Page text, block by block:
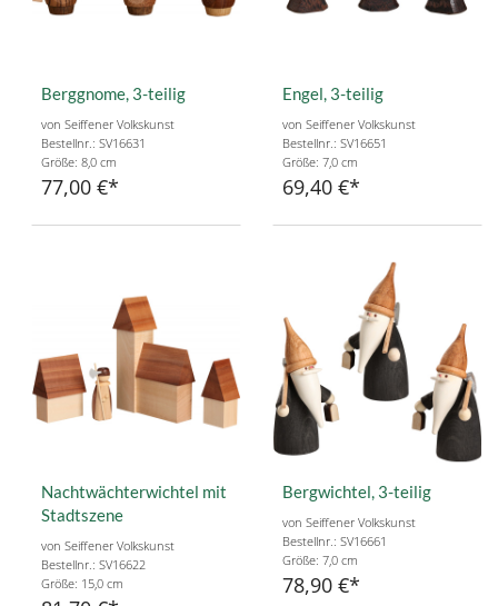
Berggnome, 3-teilig
von Seiffener Volkskunst
Bestellnr.: SV16631
Größe: 8,0 cm
77,00 €
Engel, 3-teilig
von Seiffener Volkskunst
Bestellnr.: SV16651
Größe: 7,0 cm
69,40 €
Nachtwächterwichtel mit
Stadtszene
von Seiffener Volkskunst
Bestellnr.: SV16622
Größe: 15,0 cm
Bergwichtel, 3-teilig
von Seiffener Volkskunst
Bestellnr.: SV16661
Größe: 7,0 cm
78,90 €